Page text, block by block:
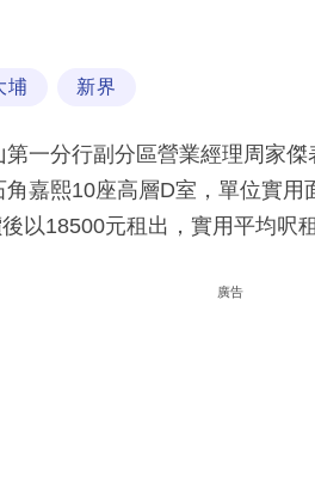
埔 新界
一分行副分區營業經理周家
嘉熙10座高層D室，單位實
以18500元租出，實用平均呎
廣告